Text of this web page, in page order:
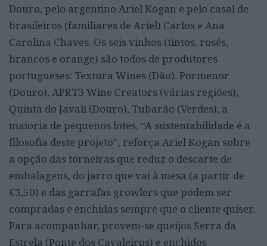
Douro, pelo argentino Ariel Kogan e pelo casal de
brasileiros (familiares de Ariel) Carlos e Ana
Carolina Chaves. Os seis vinhos (tintos, rosés,
brancos e orange) são todos de produtores
portugueses: Textura Wines (Dão), Pormenor
(Douro), APRT3 Wine Creators (várias regiões),
Quinta do Javali (Douro), Tubarão (Verdes), a
maioria de pequenos lotes. “A sustentabilidade é a
filosofia deste projeto”, reforça Ariel Kogan sobre
a opção das torneiras que reduz o descarte de
embalagens, do jarro que vai à mesa (a partir de
€3,50) e das garrafas growlers que podem ser
compradas e enchidas sempre que o cliente quiser.
Para acompanhar, provem-se queijos Serra da
Estrela (Ponte dos Cavaleiros) e enchidos